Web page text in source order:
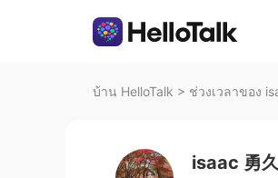
บ้าน HelloTalk > ช่วงเวลาของ
isaac 勇